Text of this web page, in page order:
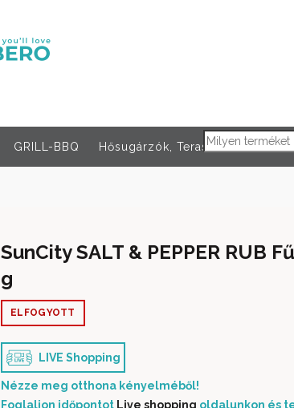
Products search
GRILL-BBQ Hősugárzók, Teraszfűtés
SunCity SALT & PEPPER RUB
g
ELFOGYOTT
LIVE Shopping
Nézze meg otthona kényelméből!
Foglaljon időpontot Live shopping oldalunkon és